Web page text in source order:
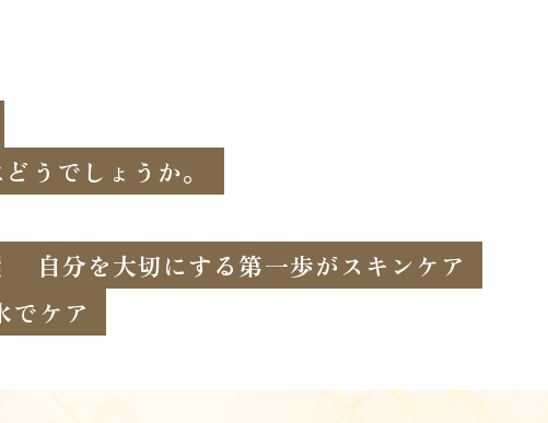
うでしょうか。
自分を大切にする第一歩がスキンケア
でケア